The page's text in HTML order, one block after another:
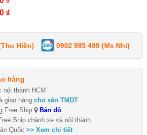
₫
Hiền) 0902 985 499 (Ms Nhi)
hàng
nội thành HCM
giao hàng cho sàn TMDT
Free Ship
Bản đồ
Ship chành xe và nội thành
Quốc >> Xem chi tiết